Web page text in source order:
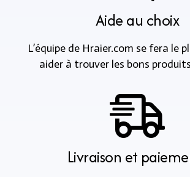
Aide au choix
L’équipe de Hraier.com se fera le
aider à trouver les bons
Livraison et